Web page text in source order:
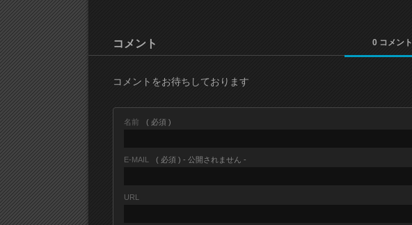
コメント 0 コメント
コメントをお待ちしております
名前 ( 必須 )
E-MAIL ( 必須 ) - 公開されません -
URL